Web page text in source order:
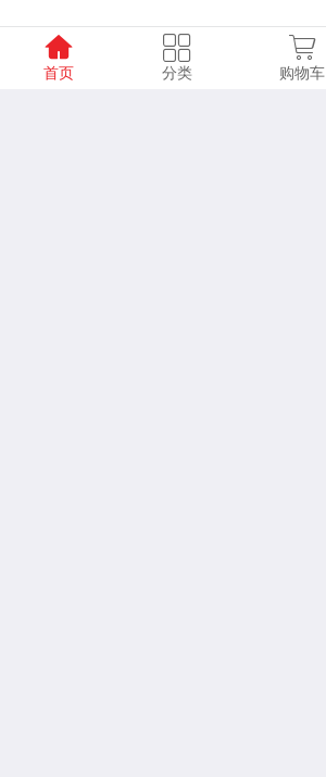
首页 分类 购物车